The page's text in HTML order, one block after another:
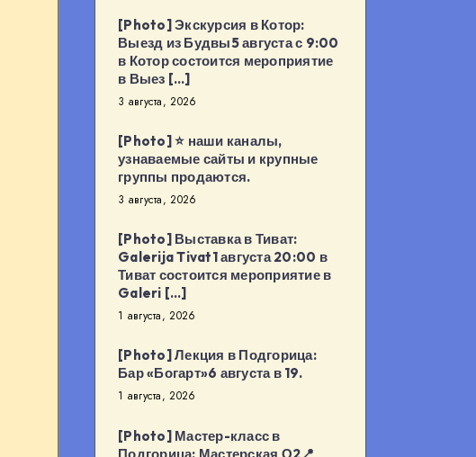
[Photo] Экскурсия в Котор:
Выезд из Будвы5 августа с 9:00
в Котор состоится мероприятие
в Выез […]
3 августа, 2026
[Photo] ⭐️ наши каналы,
узнаваемые сайты и крупные
группы продаются.
3 августа, 2026
[Photo] Выставка в Тиват:
Galerija Tivat1 августа 20:00 в
Тиват состоится мероприятие в
Galeri […]
1 августа, 2026
[Photo] Лекция в Подгорица:
Бар «Богарт»6 августа в 19.
1 августа, 2026
[Photo] Мастер-класс в